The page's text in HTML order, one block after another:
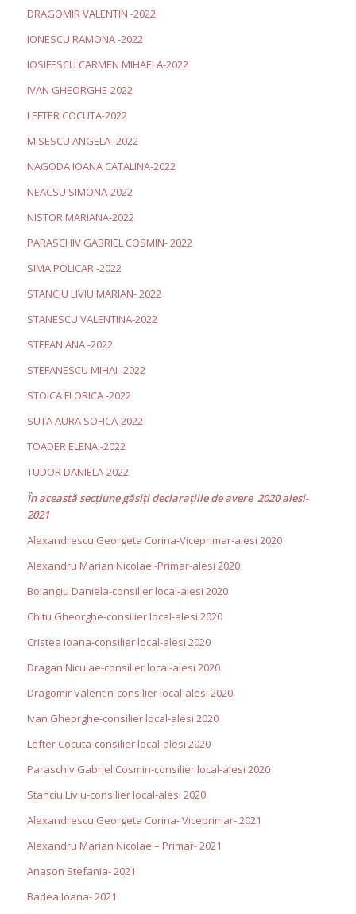
DRAGOMIR VALENTIN -2022
IONESCU RAMONA -2022
IOSIFESCU CARMEN MIHAELA-2022
IVAN GHEORGHE-2022
LEFTER COCUTA-2022
MISESCU ANGELA -2022
NAGODA IOANA CATALINA-2022
NEACSU SIMONA-2022
NISTOR MARIANA-2022
PARASCHIV GABRIEL COSMIN- 2022
SIMA POLICAR -2022
STANCIU LIVIU MARIAN- 2022
STANESCU VALENTINA-2022
STEFAN ANA -2022
STEFANESCU MIHAI -2022
STOICA FLORICA -2022
SUTA AURA SOFICA-2022
TOADER ELENA -2022
TUDOR DANIELA-2022
În această secţiune găsiţi declaraţiile de avere 2020 alesi-
2021
Alexandrescu Georgeta Corina-Viceprimar-alesi 2020
Alexandru Marian Nicolae -Primar-alesi 2020
Boiangiu Daniela-consilier local-alesi 2020
Chitu Gheorghe-consilier local-alesi 2020
Cristea Ioana-consilier local-alesi 2020
Dragan Niculae-consilier local-alesi 2020
Dragomir Valentin-consilier local-alesi 2020
Ivan Gheorghe-consilier local-alesi 2020
Lefter Cocuta-consilier local-alesi 2020
Paraschiv Gabriel Cosmin-consilier local-alesi 2020
Stanciu Liviu-consilier local-alesi 2020
Alexandrescu Georgeta Corina- Viceprimar- 2021
Alexandru Marian Nicolae – Primar- 2021
Anason Stefania- 2021
Badea Ioana- 2021